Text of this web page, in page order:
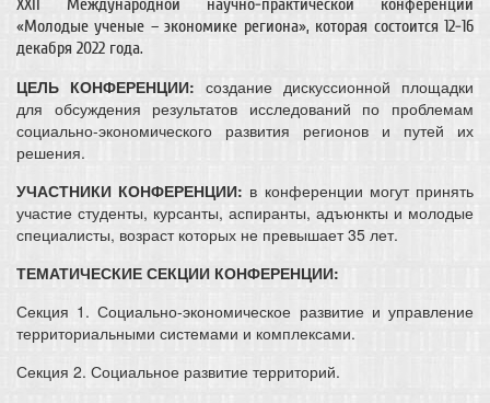
ХХII Международной научно-практической конференции
«Молодые ученые – экономике региона», которая состоится 12-16
декабря 2022 года.
ЦЕЛЬ КОНФЕРЕНЦИИ: создание дискуссионной площадки
для обсуждения результатов исследований по проблемам
социально-экономического развития регионов и путей их
решения.
УЧАСТНИКИ КОНФЕРЕНЦИИ: в конференции могут принять
участие студенты, курсанты, аспиранты, адъюнкты и молодые
специалисты, возраст которых не превышает 35 лет.
ТЕМАТИЧЕСКИЕ СЕКЦИИ КОНФЕРЕНЦИИ:
Секция 1. Социально-экономическое развитие и управление
территориальными системами и комплексами.
Секция 2. Социальное развитие территорий.